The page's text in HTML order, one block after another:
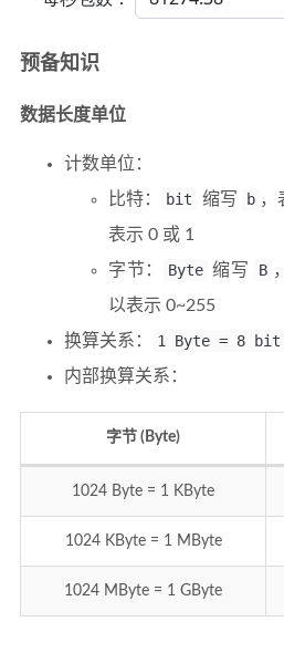
预备知识
数据长度单位
计数单位：
比特：
bit 缩写 b ，
表示 0 或 1
字节：
Byte 缩写 B
以表示 0~255
换算关系：
1 Byte = 8 bit
内部换算关系：
字节 (Byte)
1024 Byte = 1 KByte
1024 KByte = 1 MByte
1024 MByte = 1 GByte